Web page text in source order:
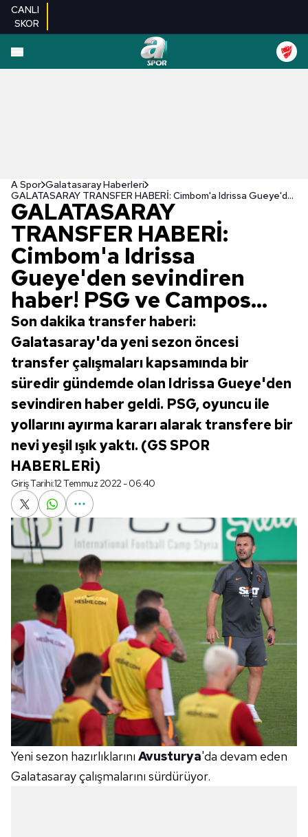
CANLI
SKOR
A Spor Galatasaray Haberleri
GALATASARAY TRANSFER HABERİ: Cimbom'a Idrissa Gueye'den sevindiren haber! PSG ve Campos...
GALATASARAY
TRANSFER HABERİ:
Cimbom'a Idrissa
Gueye'den sevindiren
haber! PSG ve Campos...
Son dakika transfer haberi:
Galatasaray'da yeni sezon öncesi
transfer çalışmaları kapsamında bir
süredir gündemde olan Idrissa Gueye'den
sevindiren haber geldi. PSG, oyuncu ile
yollarını ayırma kararı alarak transfere bir
nevi yeşil ışık yaktı. (GS SPOR
HABERLERİ)
Giriş Tarihi:12 Temmuz 2022 - 06:40
Yeni sezon hazırlıklarını Avusturya'da devam eden
Galatasaray çalışmalarını sürdürüyor.